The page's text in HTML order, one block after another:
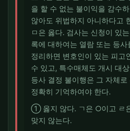
을 할 수 없는 불이익을 감수
않아도 위법하지 아니하다고
ㅁ은 옳다. 검사는 신청이 있
록에 대하여는 열람 또는 등
정리하면 변호인이 있는 피고
수 있고, 특수매체도 개시 대
등사 결정 불이행은 그 자체
정확히 기억하여야 한다.
① 옳지 않다. ㄱ은 ○이고 ㄹ
맞지 않는다.